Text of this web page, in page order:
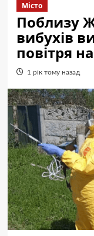
Місто
Поблизу
вибухів
повітря
1 рік тому назад